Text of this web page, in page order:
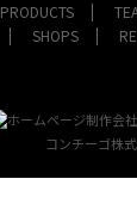
PRODUCTS
SHOPS
コンチーゴ株